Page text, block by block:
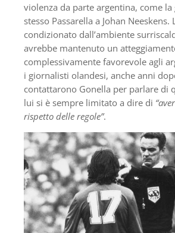
violenza da parte argentina, come
stesso Passarella a Johan Neeskens.
condizionato dall’ambiente
avrebbe mantenuto un
complessivamente favorevole agli
i giornalisti olandesi, anche anni
contattarono Gonella per parlare di
lui si è sempre limitato a dire di
rispetto delle regole”.